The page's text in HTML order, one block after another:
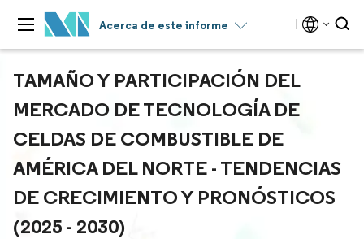
Acerca de este informe
TAMAÑO Y PARTICIPACIÓN DEL
MERCADO DE TECNOLOGÍA DE
CELDAS DE COMBUSTIBLE DE
AMÉRICA DEL NORTE - TENDENCIAS
DE CRECIMIENTO Y PRONÓSTICOS
(2025 - 2030)